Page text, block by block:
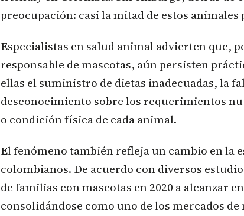
preocupación: casi la mitad de estos
Especialistas en salud animal advierten que,
responsable de mascotas, aún persisten
ellas el suministro de dietas inadecuadas, la
desconocimiento sobre los requerimientos
o condición física de cada animal.
El fenómeno también refleja un cambio en la
colombianos. De acuerdo con diversos
de familias con mascotas en 2020 a alcanzar
consolidándose como uno de los mercados